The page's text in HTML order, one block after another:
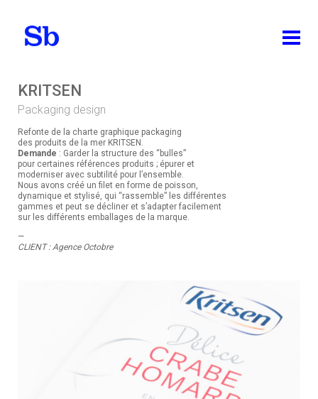
IDENTITY
PACKAGING DESIGN
EDITION
TEACHING
CONTACT
KRITSEN
Packaging design
Refonte de la charte graphique packaging
des produits de la mer KRITSEN.
Demande : Garder la structure des “bulles”
pour certaines références produits ; épurer et
moderniser avec subtilité pour l’ensemble.
Nous avons créé un filet en forme de poisson,
dynamique et stylisé, qui “rassemble” les différentes
gammes et peut se décliner et s’adapter facilement
sur les différents emballages de la marque.
—
CLIENT : Agence Octobre